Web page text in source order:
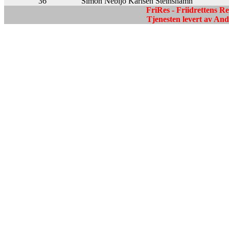
FriRes - Friidrettens
Tjenesten levert av